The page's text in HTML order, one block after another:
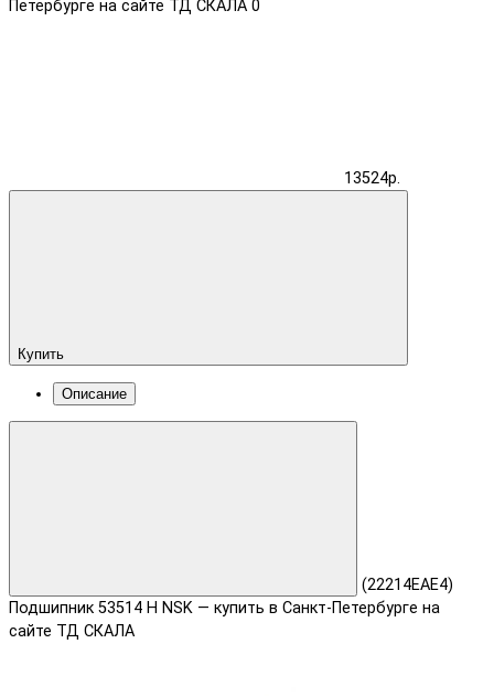
Петербурге на сайте ТД СКАЛА 0
13524р.
Купить
Описание
(22214ЕАЕ4)
Подшипник 53514 Н NSK — купить в Санкт-Петербурге на
сайте ТД СКАЛА